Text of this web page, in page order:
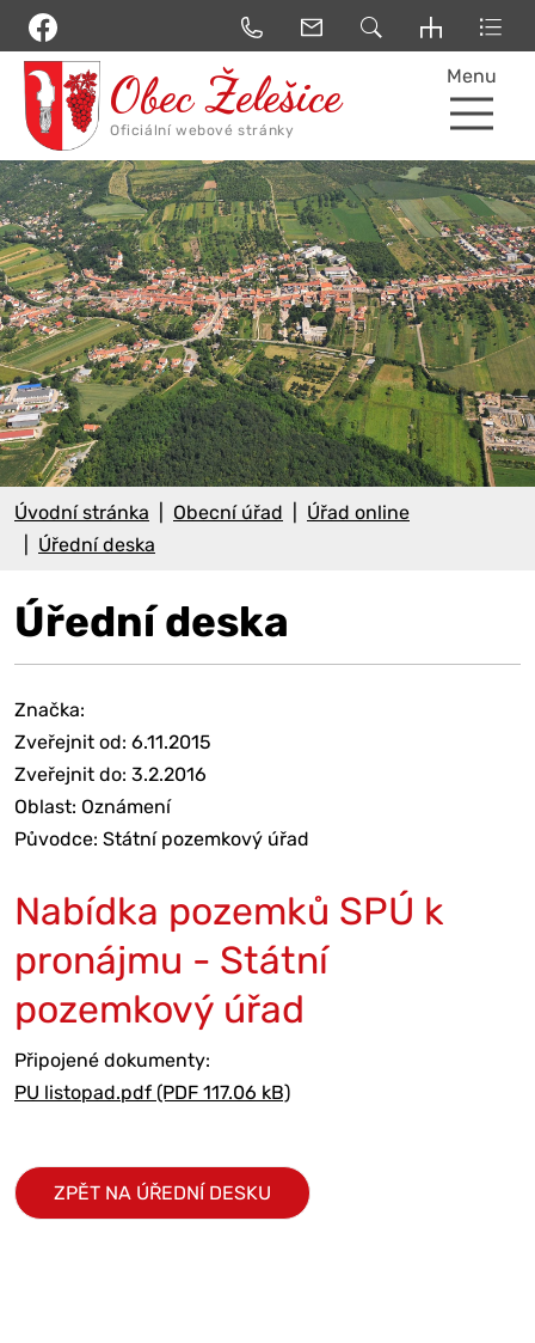
Menu
Úvodní stránka Obecní úřad
Úřad online
Úřední deska
Úřední deska
Značka:
Zveřejnit od: 6.11.2015
Zveřejnit do: 3.2.2016
Oblast: Oznámení
Původce: Státní pozemkový úřad
Nabídka pozemků SPÚ k
pronájmu - Státní
pozemkový úřad
Připojené dokumenty:
PU listopad.pdf (PDF 117.06 kB)
ZPĚT NA ÚŘEDNÍ DESKU